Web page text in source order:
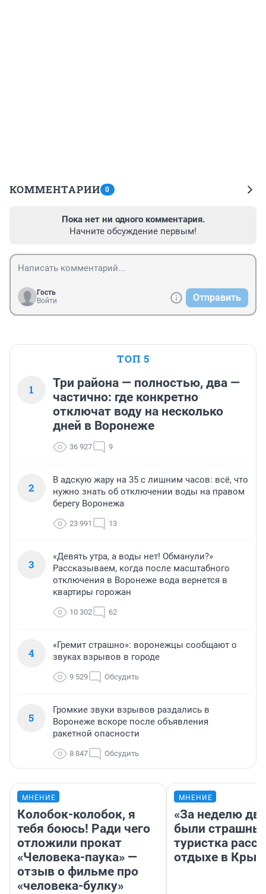
КОММЕНТАРИИ 0
Пока нет ни одного комментария.
Начните обсуждение первым!
Гость
Войти
Отправить
ТОП 5
1
Три района — полностью, два —
частично: где конкретно
отключат воду на несколько
дней в Воронеже
36 927 9
2
В адскую жару на 35 с лишним часов: всё, что
нужно знать об отключении воды на правом
берегу Воронежа
23 991 13
3
«Девять утра, а воды нет! Обманули?»
Рассказываем, когда после масштабного
отключения в Воронеже вода вернется в
квартиры горожан
10 302 62
4
«Гремит страшно»: воронежцы сообщают о
звуках взрывов в городе
9 529 Обсудить
5
Громкие звуки взрывов раздались в
Воронеже вскоре после объявления
ракетной опасности
8 847 Обсудить
МНЕНИЕ
Колобок-колобок, я
тебя боюсь! Ради чего
отложили прокат
«Человека-паука» —
отзыв о фильме про
«человека-булку»
МНЕНИЕ
«За неделю
были
туристка
отдыхе в